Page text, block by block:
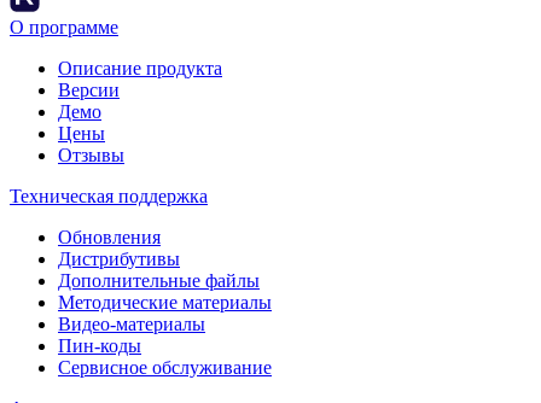
О программе
Описание продукта
Версии
Демо
Цены
Отзывы
Техническая поддержка
Обновления
Дистрибутивы
Дополнительные файлы
Методические материалы
Видео-материалы
Пин-коды
Сервисное обслуживание